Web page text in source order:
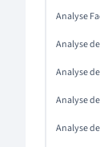
Analyse
Analyse
Analyse
Analyse
Analyse